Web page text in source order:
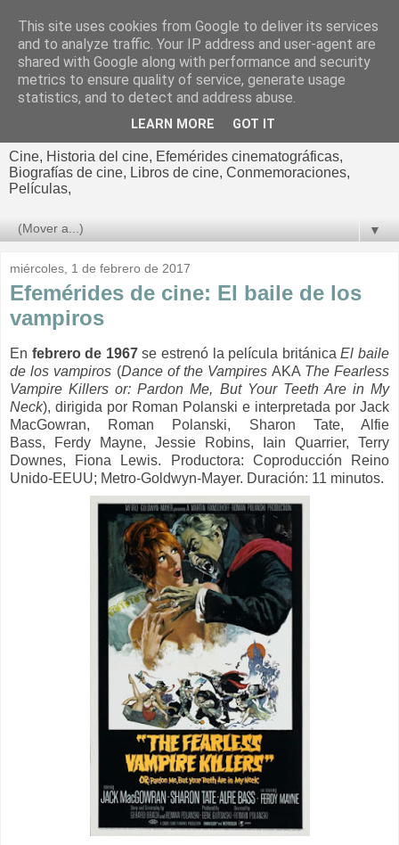
El cultural
cinematográfico de Jorge
Cine, Historia del cine, Efemérides cinematográficas,
Biografías de cine, Libros de cine, Conmemoraciones,
Películas,
▼
miércoles, 1 de febrero de 2017
Efemérides de cine: El baile de los
vampiros
En febrero de 1967se estrenó la película británicaEl baile
de los vampiros (Dance of the Vampires AKA The Fearless
Vampire Killers or: Pardon Me, But Your Teeth Are in My
Neck), dirigida por Roman Polanski e interpretada por Jack
MacGowran, Roman Polanski, Sharon Tate, Alfie
Bass, Ferdy Mayne, Jessie Robins, Iain Quarrier, Terry
Downes, Fiona Lewis.
Productora: Coproducción Reino
Unido-EEUU; Metro-Goldwyn-Mayer. Duración: 11 minutos.
This site uses cookies from Google to deliver its services
and to analyze traffic. Your IP address and user-agent are
shared with Google along with performance and security
metrics to ensure quality of service, generate usage
statistics, and to detect and address abuse.
LEARN MORE GOT IT